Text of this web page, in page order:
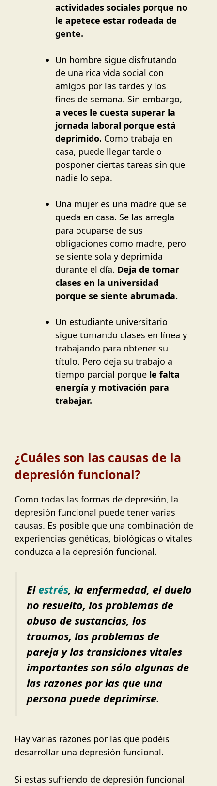
actividades sociales porque no
le apetece estar rodeada de
gente.
Un hombre sigue disfrutando
de una rica vida social con
amigos por las tardes y los
fines de semana. Sin embargo,
a veces le cuesta superar la
jornada laboral porque está
deprimido. Como trabaja en
casa, puede llegar tarde o
posponer ciertas tareas sin que
nadie lo sepa.
Una mujer es una madre que se
queda en casa. Se las arregla
para ocuparse de sus
obligaciones como madre, pero
se siente sola y deprimida
durante el día. Deja de tomar
clases en la universidad
porque se siente abrumada.
Un estudiante universitario
sigue tomando clases en línea y
trabajando para obtener su
título. Pero deja su trabajo a
tiempo parcial porque le falta
energía y motivación para
trabajar.
¿Cuáles son las causas de la
depresión funcional?
Como todas las formas de depresión, la
depresión funcional puede tener varias
causas. Es posible que una combinación de
experiencias genéticas, biológicas o vitales
conduzca a la depresión funcional.
El estrés, la enfermedad, el duelo
no resuelto, los problemas de
abuso de sustancias, los
traumas, los problemas de
pareja y las transiciones vitales
importantes son sólo algunas de
las razones por las que una
persona puede deprimirse.
Hay varias razones por las que podéis
desarrollar una depresión funcional.
Si estas sufriendo de depresión funcional